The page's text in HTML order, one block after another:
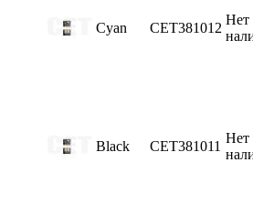
Cyan CET381012
Нет
Black CET381011
Нет